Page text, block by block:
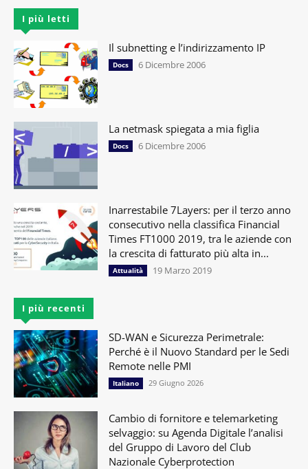
I più letti
Il subnetting e l’indirizzamento IP
Docs 6 Dicembre 2006
La netmask spiegata a mia figlia
Docs 6 Dicembre 2006
Inarrestabile 7Layers: per il terzo anno
consecutivo nella classifica Financial
Times FT1000 2019, tra le aziende con
la crescita di fatturato più alta in...
Attualità 19 Marzo 2019
I più recenti
SD-WAN e Sicurezza Perimetrale:
Perché è il Nuovo Standard per le Sedi
Remote nelle PMI
Italiano 29 Giugno 2026
Cambio di fornitore e telemarketing
selvaggio: su Agenda Digitale l’analisi
del Gruppo di Lavoro del Club
Nazionale Cyberprotection